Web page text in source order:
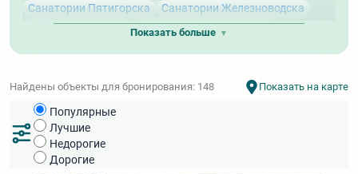
Санатории Пятигорска
Санатории Железноводска
Санатории Адлера
Санатории Лазаревского
Санатории Сочи с бассейном
Санатории Кисловодска недорогие и бюджетные
Лучшие санатории Кисловодска
Санатории Ставропольского края
Санатории Пятигорска с питанием
Санатории Кисловодска на карте города
Показать больше
Показать на карте
Найдены объекты для бронирования: 148
Популярные
Лучшие
Недорогие
Дорогие